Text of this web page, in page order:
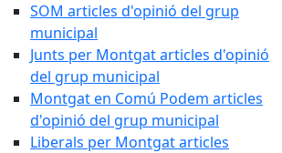
SOM articles d'opinió del grup
municipal
Junts per Montgat articles d'opinió
del grup municipal
Montgat en Comú Podem articles
d'opinió del grup municipal
Liberals per Montgat articles